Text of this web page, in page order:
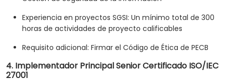
Experiencia en proyectos SGSI: Un mínimo total de 300
horas de actividades de proyecto calificables
Requisito adicional: Firmar el Código de Ética de PECB
4. Implementador Principal Senior Certificado ISO/IEC
27001